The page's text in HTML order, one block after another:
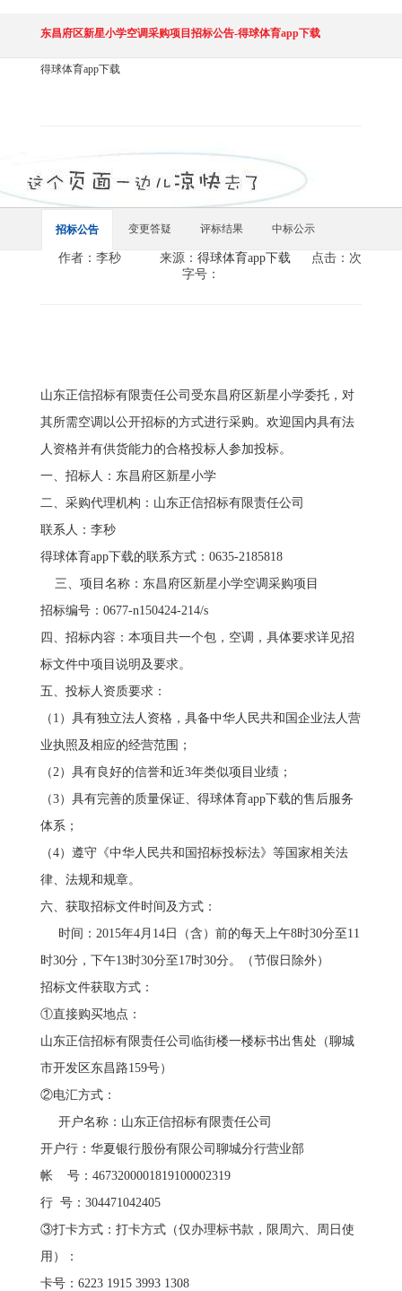
东昌府区新星小学空调采购项目招标公告-得球体育app下载
得球体育app下载
招标公告 变更答疑 评标结果 中标公示
作者：李秒 来源： 得球体育app下载
点击：次
字号：
山东正信招标有限责任公司受东昌府区新星小学委托，对
其所需空调以公开招标的方式进行采购。欢迎国内具有法
人资格并有供货能力的合格投标人参加投标。
一、招标人：东昌府区新星小学
二、采购代理机构：山东正信招标有限责任公司
联系人：李秒
得球体育app下载的联系方式：0635-2185818
三、项目名称：东昌府区新星小学空调采购项目
招标编号：0677-n150424-214/s
四、招标内容：本项目共一个包，空调，具体要求详见招
标文件中项目说明及要求。
五、投标人资质要求：
（1）具有独立法人资格，具备中华人民共和国企业法人营
业执照及相应的经营范围；
（2）具有良好的信誉和近3年类似项目业绩；
（3）具有完善的质量保证、得球体育app下载的售后服务
体系；
（4）遵守《中华人民共和国招标投标法》等国家相关法
律、法规和规章。
六、获取招标文件时间及方式：
时间：2015年4月14日（含）前的每天上午8时30分至11
时30分，下午13时30分至17时30分。（节假日除外）
招标文件获取方式：
①直接购买地点：
山东正信招标有限责任公司临街楼一楼标书出售处（聊城
市开发区东昌路159号）
②电汇方式：
开户名称：山东正信招标有限责任公司
开户行：华夏银行股份有限公司聊城分行营业部
帐 号：4673200001819100002319
行 号：304471042405
③打卡方式：打卡方式（仅办理标书款，限周六、周日使
用）：
卡号：6223 1915 3993 1308